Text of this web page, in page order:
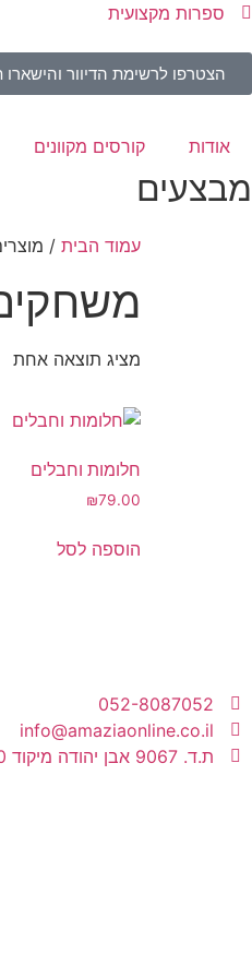
ספרות מקצועית
הצטרפו לרשימת הדיוור והישארו
אודות קורסים מקוונים
מבצעים
עמוד הבית /
מציג תוצאה אחת
חלומות וחבלים
₪79.00
הוספה לסל
052-8087052
info@amaziaonline.co.il
ת.ד. 9067 אבן יהודה מיקוד 40500